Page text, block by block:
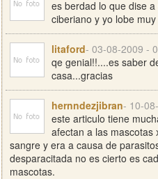
es berdad lo que dise
ciberiano y yo lobe
litaford- 03-08-2009 -
qe genial!!....es saber
casa...gracias
hernndezjibran- 10-
este articulo tiene
afectan a las
sangre y era a causa de
desparacitada no es cierto es
mascotas.